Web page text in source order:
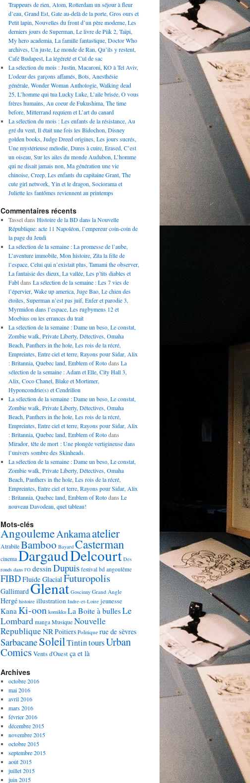
Trappeurs de rien, Atom, Rotterdam un séjour à fleur
d’eau, Grand Est, Gate au-delà de la porte, Gros ours et
Petit lapin, Nouvelles du front d’un père moderne, Les
derniers jours de Superman, Le livre de Piik 2, Taïpi,
My hero academia, La famille fantastique, Doctor Who
archives, Un juste, Le monde de Ran, Qu’ils y restent,
Café Budapest, La légéreté et Cul de sac
La sélection du mois : Justin, Macaroni, KO à Tel Aviv,
L’odeur des garçons affamés, Bots, Anesthésie
générale, Wonder Woman Anthologie, Walking dead
25, L’homme qui tua Lucky Luke, L’aile brisée, O vous
frères humains, Au coeur de Fukushima, The time
before, Mitterrand requiem et L’art du canard
La sélection du mois : Les enfants de la résistance, Au
gré du vent, Il était une fois les Bidochon, Disney
golden books, Judge Dreed origines, Les jours sucrés,
Une mystérieuse mélodie, Dures à cuire, Erased, C’est
un oiseau, Sur les ailes du monde Audubon, L’homme
qui ne disait jamais non, Ma génération une vie
chinoise, Creep, Les enfants du capitaine Grant, The
cute girl network, Yin et le dragon, Sociorama et
Juliette les fantômes reviennent au printemps
Commentaires récents
Tasseldans Histoire de la BD dans la Nouvelle
République: acte 11 Napoléon, l’empereur coin-coin de
la page du Jeudi
La sélection de la semaine : La promesse de l’aube,
L’aventure immobile, Mon histoire, Zita la fille de
l’espace, Celui qui n’existait plus, Tamami the observer,
La fantaisie des dieux, La vallée, Les p’tits diables et
Fabldans La sélection de la semaine : Les 7 vies de
l’épervier, Wake up america, Juge Bao, Le chien des
étoiles, Superman n’est pas juif, Enfer et parodie 3,
Myrmidon dans l’espace, Les rugbymens 12 et
Moebius ou les errances du trait
La sélection de la semaine : Dame un beso, Le constat,
Zombie walk, Private Liberty, Détectives, Omaha
Beach, Panthers in the hole, Les rois de la récré,
Empreintes, Entre ciel et terre, Rayons pour Sidar, Alix
: Britannia, Quebec land, Emblem of Rotodans La
sélection de la semaine : Adam et Elle, City Hall 3,
Alix, Coco Chanel, Blake et Mortimer,
Hyponcondrie(s) et Cendrillon
La sélection de la semaine : Dame un beso, Le constat,
Zombie walk, Private Liberty, Détectives, Omaha
Beach, Panthers in the hole, Les rois de la récré,
Empreintes, Entre ciel et terre, Rayons pour Sidar, Alix
: Britannia, Quebec land, Emblem of Rotodans
Mirador, tête de mort : Une plongée vertigineuse dans
l’univers sombre des Skinheads.
La sélection de la semaine : Dame un beso, Le constat,
Zombie walk, Private Liberty, Détectives, Omaha
Beach, Panthers in the hole, Les rois de la récré,
Empreintes, Entre ciel et terre, Rayons pour Sidar, Alix
: Britannia, Quebec land, Emblem of Rotodans Le
nouveau Davodeau, quel tableau!
Mots-clés
AngoulemeAnkamaatelier
AtrabileBamboo Bayard Casterman
cinemaDargaudDelcourt Des
ronds dans l'O dessin Dupuis festival bd angoulême
FIBDFluide GlacialFuturopolis
GallimardGlenat Goscinny Grand Angle
Hergé histoire illustration Indre-et-Loire jeunesse
KanaKi-oon komikku La Boite à bullesLe
Lombard manga MusiqueNouvelle
RepubliqueNRPoitiers Politique rue de sèvres
SarbacaneSoleilTintintoursUrban
ComicsVents d'Ouestça et là
Archives
octobre 2016
mai 2016
avril 2016
mars 2016
février 2016
décembre 2015
novembre 2015
octobre 2015
septembre 2015
août 2015
juillet 2015
juin 2015